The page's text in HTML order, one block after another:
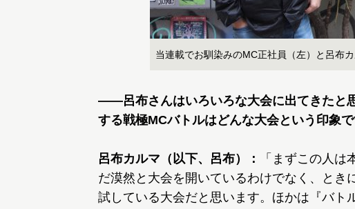
当連載でお馴染みのMC正社員（左）と呂布
――呂布さんはいろいろな大会に出てきたと
する戦極MCバトルはどんな大会という印象で
呂布カルマ（以下、呂布）： 「まずこの人は
だ漠然と大会を開いているわけでなく、とき
試している大会だと思います。ほかは『バト